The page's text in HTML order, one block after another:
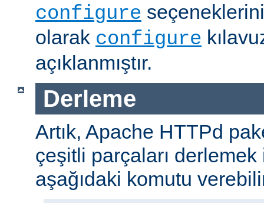
configure
olarak configure
açıklanmıştır.
Derleme
Artık, Apache HTTPd
çeşitli parçaları
aşağıdaki komutu